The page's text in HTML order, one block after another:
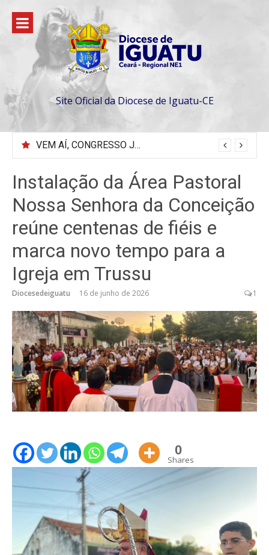
para
conteúdo
Site Oficial da Diocese de Iguatu-CE
VEM AÍ, CONGRESSO JOVEM 2026 EM SENADOR POMPEU
Instalação da Área Pastoral
Nossa Senhora da Conceição
reúne centenas de fiéis e
marca novo tempo para a
Igreja em Trussu
Diocesedeiguatu 16 de junho de 2026 1
0
Shares